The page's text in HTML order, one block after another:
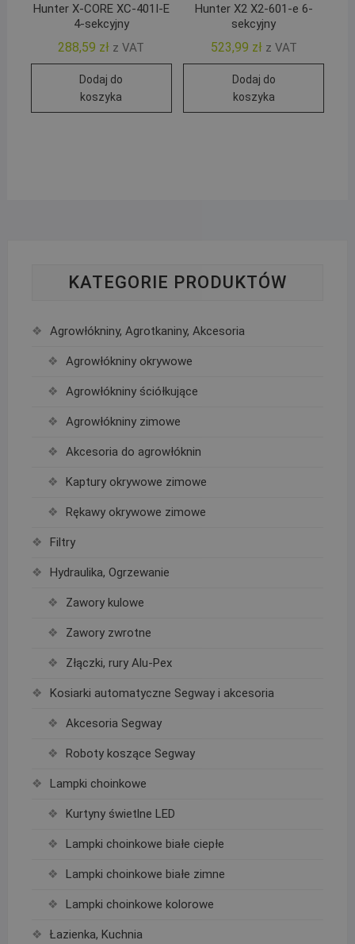
Hunter X-CORE XC-401I-E
4-sekcyjny
288,59 zł z VAT
Dodaj do
koszyka
Hunter X2 X2-601-e 6-
sekcyjny
523,99 zł z VAT
Dodaj do
koszyka
KATEGORIE PRODUKTÓW
Agrowłókniny, Agrotkaniny, Akcesoria
Agrowłókniny okrywowe
Agrowłókniny ściółkujące
Agrowłókniny zimowe
Akcesoria do agrowłóknin
Kaptury okrywowe zimowe
Rękawy okrywowe zimowe
Filtry
Hydraulika, Ogrzewanie
Zawory kulowe
Zawory zwrotne
Złączki, rury Alu-Pex
Kosiarki automatyczne Segway i akcesoria
Akcesoria Segway
Roboty koszące Segway
Lampki choinkowe
Kurtyny świetlne LED
Lampki choinkowe białe ciepłe
Lampki choinkowe białe zimne
Lampki choinkowe kolorowe
Łazienka, Kuchnia